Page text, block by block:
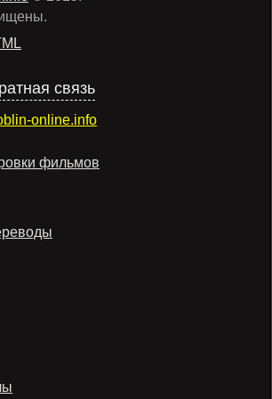
связь
online.info
фильмов